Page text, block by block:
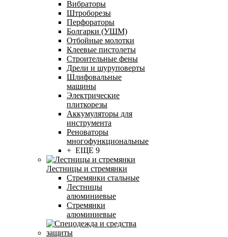
Вибраторы
Штроборезы
Перфораторы
Болгарки (УШМ)
Отбойные молотки
Клеевые пистолеты
Строительные фены
Дрели и шуруповерты
Шлифовальные
машины
Электрические
плиткорезы
Аккумуляторы для
инструмента
Реноваторы
многофункциональные
+ ЕЩЕ 9
Лестницы и стремянки
Стремянки стальные
Лестницы
алюминиевые
Стремянки
алюминиевые